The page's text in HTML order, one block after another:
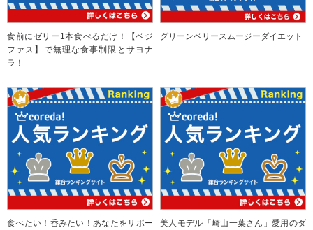
食前にゼリー1本食べるだけ！【ベジ
ファス】で無理な食事制限とサヨナ
ラ！
グリーンベリースムージーダイエット
食べたい！呑みたい！あなたをサポー
美人モデル「崎山一葉さん」愛用のダ